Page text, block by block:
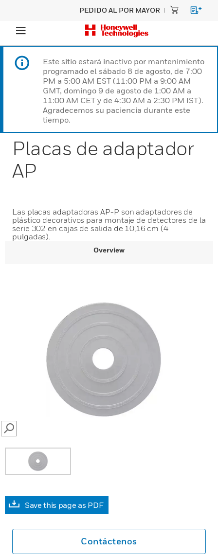
PEDIDO AL POR MAYOR
Este sitio estará inactivo por mantenimiento
programado el sábado 8 de agosto, de 7:00
PM a 5:00 AM EST (11:00 PM a 9:00 AM
GMT, domingo 9 de agosto de 1:00 AM a
11:00 AM CET y de 4:30 AM a 2:30 PM IST).
Agradecemos su paciencia durante este
tiempo.
Placas de adaptador
AP
Las placas adaptadoras AP-P son adaptadores de
plástico decorativos para montaje de detectores de la
serie 302 en cajas de salida de 10,16 cm (4
pulgadas).
Overview
SEARCH
Save this page as PDF
Contáctenos